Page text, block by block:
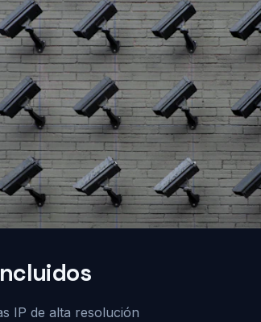
IP de alta resolución